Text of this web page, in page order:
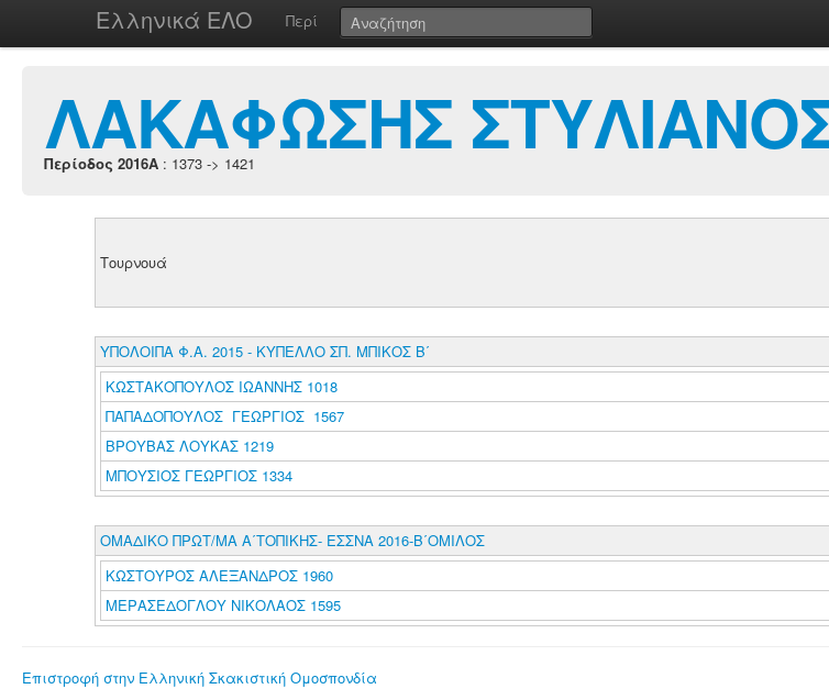
Ελληνικά ΕΛΟ Περί
ΛΑΚΑΦΩΣΗΣ
Περίοδος 2016A : 1373 -> 1421
Τουρνουά
ΥΠΟΛΟΙΠΑ Φ.Α. 2015 - ΚΥΠΕΛΛΟ ΣΠ. ΜΠΙΚΟΣ Β΄
ΚΩΣΤΑΚΟΠΟΥΛΟΣ ΙΩΑΝΝΗΣ 1018
ΠΑΠΑΔΟΠΟΥΛΟΣ ΓΕΩΡΓΙΟΣ 1567
ΒΡΟΥΒΑΣ ΛΟΥΚΑΣ 1219
ΜΠΟΥΣΙΟΣ ΓΕΩΡΓΙΟΣ 1334
ΟΜΑΔΙΚΟ ΠΡΩΤ/ΜΑ Α΄ΤΟΠΙΚΗΣ- ΕΣΣΝΑ 2016-Β΄ΟΜΙΛΟΣ
ΚΩΣΤΟΥΡΟΣ ΑΛΕΞΑΝΔΡΟΣ 1960
ΜΕΡΑΣΕΔΟΓΛΟΥ ΝΙΚΟΛΑΟΣ 1595
Επιστροφή στην Ελληνική Σκακιστική Ομοσπονδία